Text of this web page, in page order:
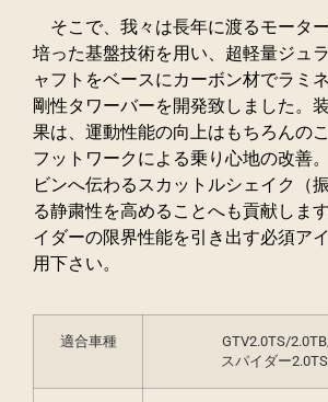
そこで、我々は長年に渡るモータ
培った基盤技術を用い、超軽量ジュ
ャフトをベースにカーボン材でラミ
剛性タワーバーを開発致しました。
果は、運動性能の向上はもちろんの
フットワークによる乗り心地の改善
ビンへ伝わるスカットルシェイク（
る静粛性を高めることへも貢献しま
イダーの限界性能を引き出す必須ア
用下さい。
適合車種
GTV2.0TS/
スパイダー